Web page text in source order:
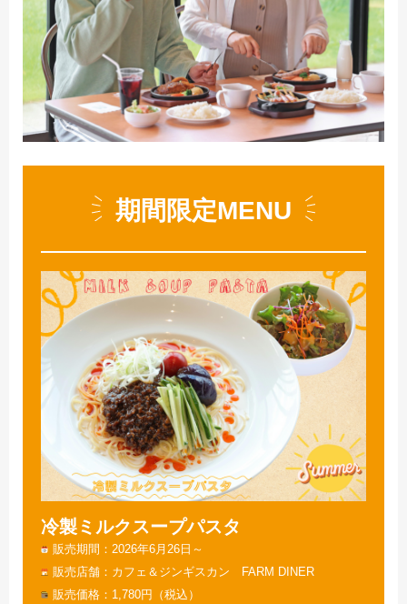
期間限定MENU
冷製ミルクスープパスタ
販売期間
2026年6月26日～
販売店舗
カフェ＆ジンギスカン FARM DINER
販売価格
1,780円（税込）